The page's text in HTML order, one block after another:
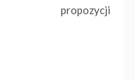
propozycji